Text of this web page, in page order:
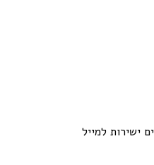
ישירות למייל